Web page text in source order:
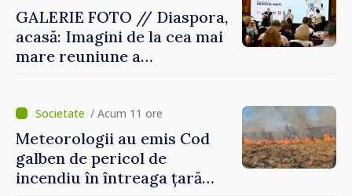
GALERIE FOTO // Diaspora,
acasă: Imagini de la cea mai
mare reuniune a
/ Acum 11 ore
Meteorologii au emis Cod
galben de pericol de
incendiu în întreaga țară